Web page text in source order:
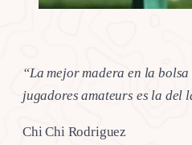
“La mejor madera en la
jugadores amateurs es la del
Chi Chi Rodriguez